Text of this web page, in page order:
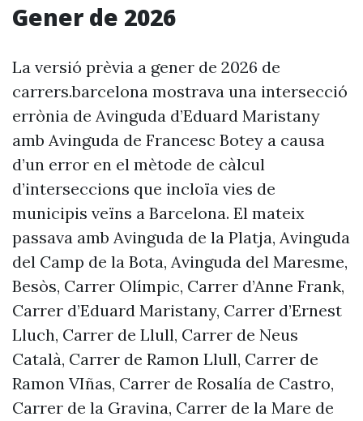
Gener de 2026
La versió prèvia a gener de 2026 de
carrers.barcelona mostrava una intersecció
errònia de Avinguda d’Eduard Maristany
amb Avinguda de Francesc Botey a causa
d’un error en el mètode de càlcul
d’interseccions que incloïa vies de
municipis veïns a Barcelona. El mateix
passava amb Avinguda de la Platja, Avinguda
del Camp de la Bota, Avinguda del Maresme,
Besòs, Carrer Olímpic, Carrer d’Anne Frank,
Carrer d’Eduard Maristany, Carrer d’Ernest
Lluch, Carrer de Llull, Carrer de Neus
Català, Carrer de Ramon Llull, Carrer de
Ramon VIñas, Carrer de Rosalía de Castro,
Carrer de la Gravina, Carrer de la Mare de